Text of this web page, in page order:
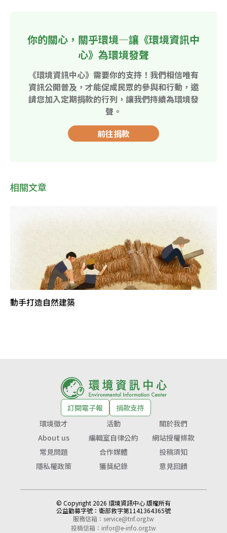
你的關心，關乎環境—讓《環境資訊中
心》為環境發聲
《環境資訊中心》需要你的支持！我們相信唯有
資訊公開普及，才能促成民眾的參與和行動，邀
請您加入定期捐款的行列，讓我們持續為環境發
聲。
前往捐款
相關文章
動手打造自然建築
訂閱電子報
捐款支持
環境徵才
活動
關於我們
About us
編輯室自律公約
網站授權條款
常見問題
合作媒體
投稿須知
隱私權政策
獲獎紀錄 意見回饋
© Copyright 2026 環境資訊中心 版權所有
公益勸募字號： 衛部救字第1141364365號
服務信箱： service@tnf.org.tw
投稿信箱： infor@e-info.org.tw